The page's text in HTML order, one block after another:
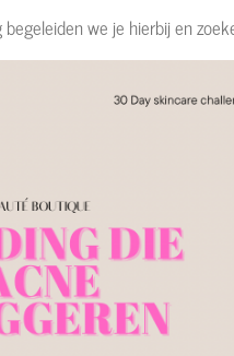
we je hierbij en